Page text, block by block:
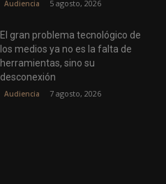
Audiencia 5 agosto, 2026
El gran problema tecnológico de
los medios ya no es la falta de
herramientas, sino su
desconexión
Audiencia 7 agosto, 2026